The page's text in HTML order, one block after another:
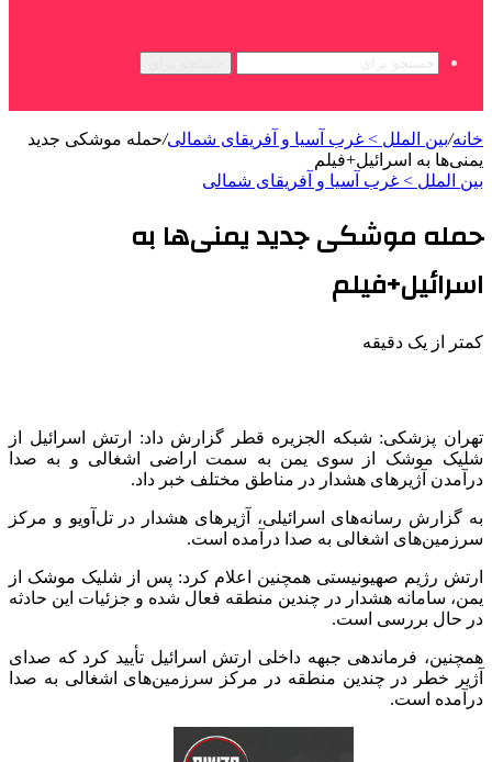
خانه/بین الملل > غرب آسیا و آفریقای شمالی/حمله موشکی جدید
یمنی‌ها به اسرائیل+فیلم
بین الملل > غرب آسیا و آفریقای شمالی
حمله موشکی جدید یمنی‌ها به
اسرائیل+فیلم
کمتر از یک دقیقه
تهران پزشکی: شبکه الجزیره قطر گزارش داد: ارتش اسرائیل از
شلیک موشک از سوی یمن به سمت اراضی اشغالی و به صدا
درآمدن آژیرهای هشدار در مناطق مختلف خبر داد.
به گزارش رسانه‌های اسرائیلی، آژیرهای هشدار در تل‌آویو و مرکز
سرزمین‌های اشغالی به صدا درآمده است.
ارتش رژیم صهیونیستی همچنین اعلام کرد: پس از شلیک موشک از
یمن، سامانه هشدار در چندین منطقه فعال شده و جزئیات این حادثه
در حال بررسی است.
همچنین، فرماندهی جبهه داخلی ارتش اسرائیل تأیید کرد که صدای
آژیر خطر در چندین منطقه در مرکز سرزمین‌های اشغالی به صدا
درآمده است.